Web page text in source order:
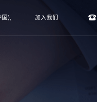
), 加入我们